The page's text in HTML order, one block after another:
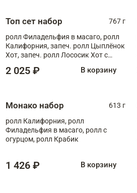
Топ сет набор
767 г
ролл Филадельфия в масаго, ролл
Калифорния, запеч. ролл Цыплёнок
Хот, запеч. ролл Лососик Хот с
2 025 ₽ В корзину
Монако набор
613 г
ролл Калифорния, ролл
Филадельфия в масаго, ролл с
огурцом, ролл Крабик
1 426 ₽ В корзину